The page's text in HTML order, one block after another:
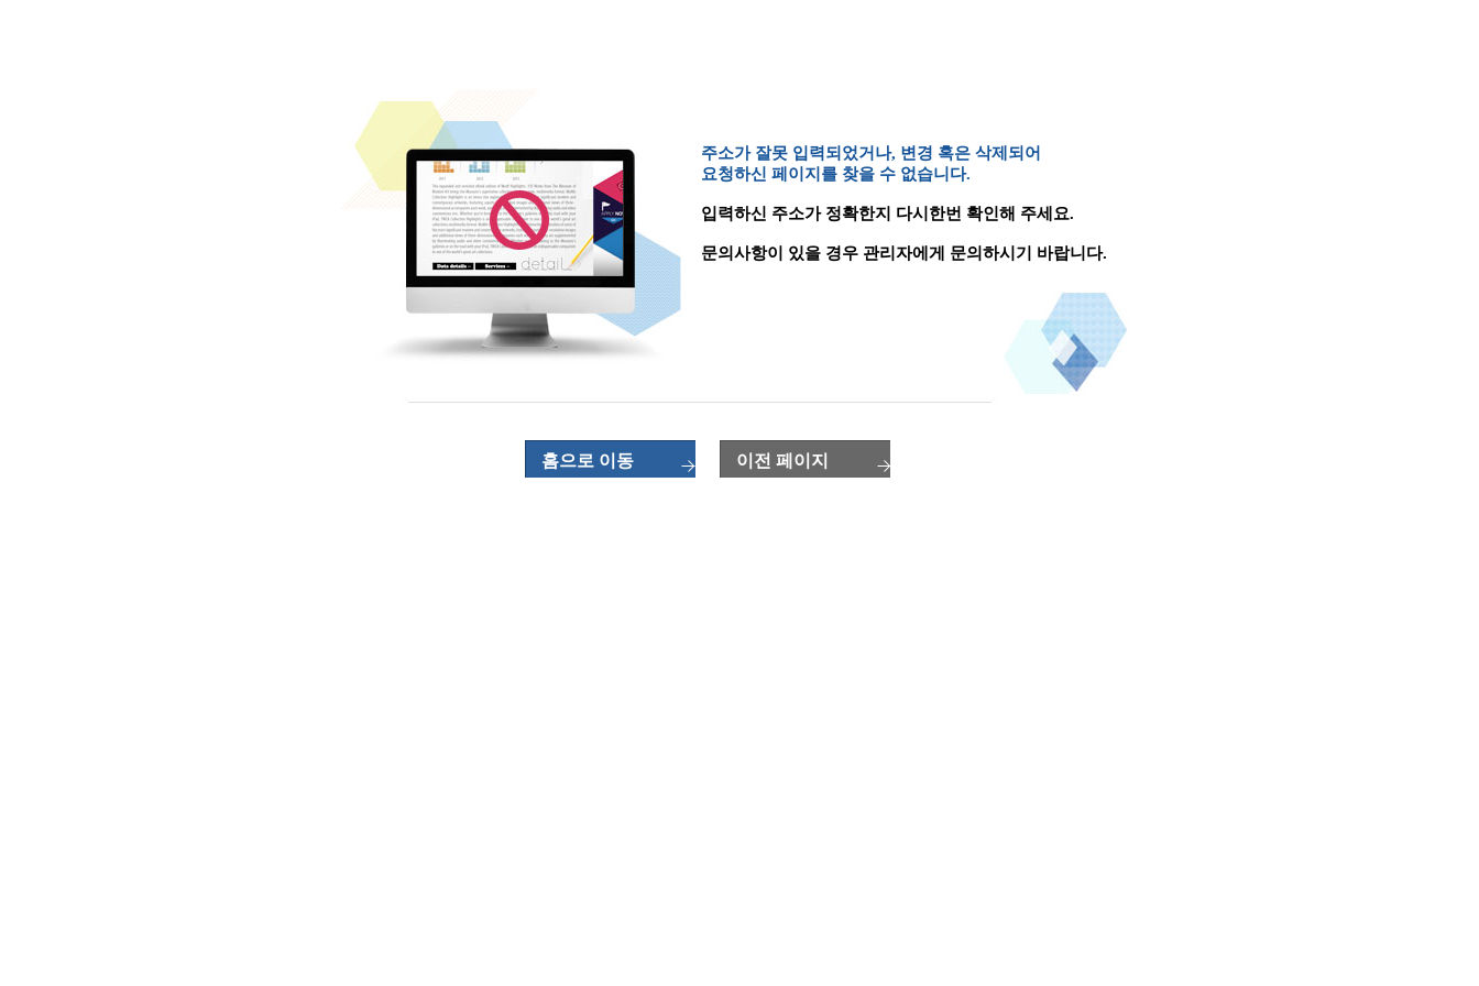
주소가 잘못 입력되었거나, 변경 혹은 삭제되어
요청하신 페이지를 찾을 수 없습니다.
입력하신 주소가 정확한지 다시한번 확인해 주세요.
문의사항이 있을 경우 관리자에게 문의하시기 바랍니다.
홈으로 이동 이전 페이지